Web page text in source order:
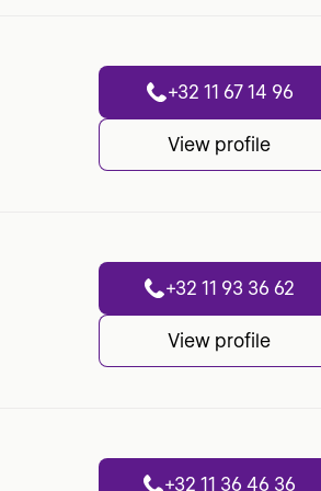
+32 11 67 14 96
View profile
+32 11 93 36 62
View profile
+32 11 36 46 36